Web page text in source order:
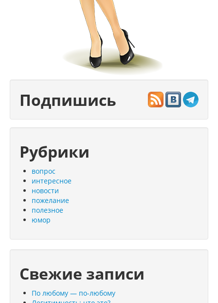
Подпишись
Рубрики
вопрос
интересное
новости
пожелание
полезное
юмор
Свежие записи
По любому — по-любому